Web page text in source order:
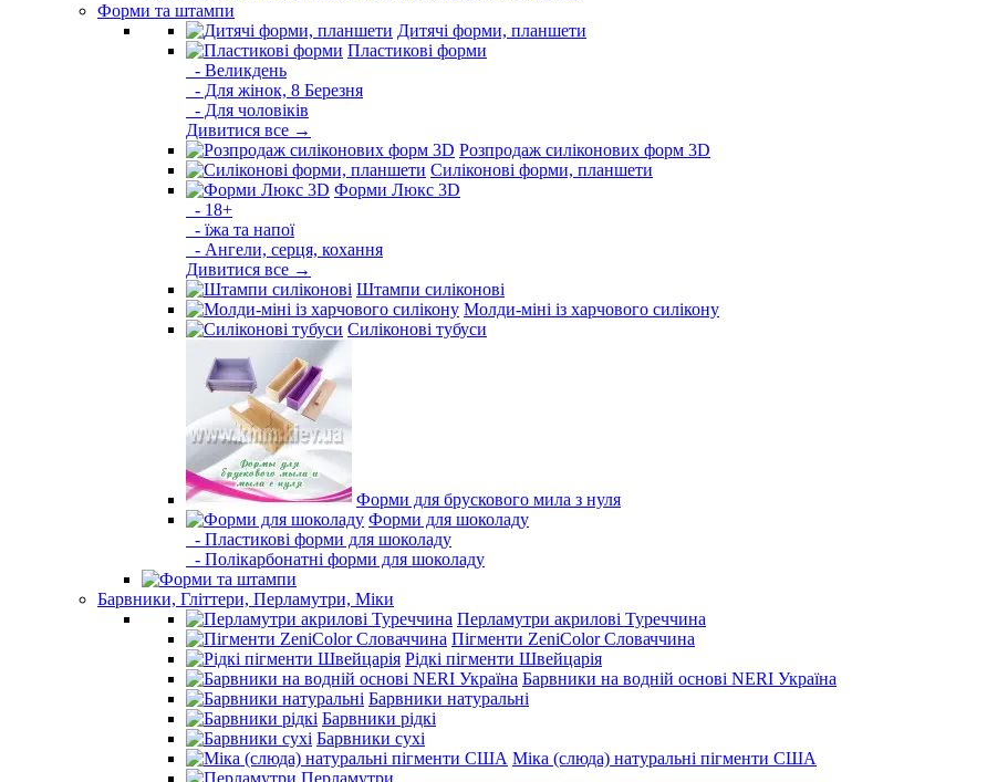
Форми та штампи
Дитячі форми, планшети
Пластикові форми
- Великдень
- Для жінок, 8 Березня
- Для чоловіків
Дивитися все →
Розпродаж силіконових форм 3D
Силіконові форми, планшети
Форми Люкс 3D
- 18+
- їжа та напої
- Ангели, серця, кохання
Дивитися все →
Штампи силіконові
Молди-міні із харчового силікону
Силіконові тубуси
Форми для брускового мила з нуля
Форми для шоколаду
- Пластикові форми для шоколаду
- Полікарбонатні форми для шоколаду
Барвники, Гліттери, Перламутри, Міки
Перламутри акрилові Туреччина
Пігменти ZeniColor Словаччина
Рідкі пігменти Швейцарія
Барвники на водній основі NERI Україна
Барвники натуральні
Барвники рідкі
Барвники сухі
Міка (слюда) натуральні пігменти США
Перламутри